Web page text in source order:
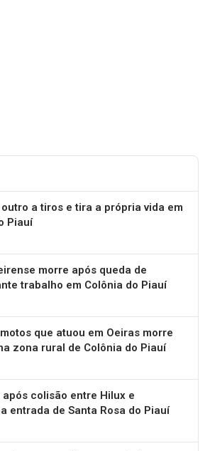
outro a tiros e tira a própria vida em
Piauí
morre após queda de
trabalho em Colônia do Piauí
que atuou em Oeiras morre
zona rural de Colônia do Piauí
após colisão entre Hilux e
entrada de Santa Rosa do Piauí